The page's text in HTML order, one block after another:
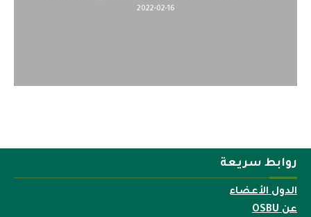
2022-02-16
روابط سريعة
الدول الأعضاء
عن OSBU